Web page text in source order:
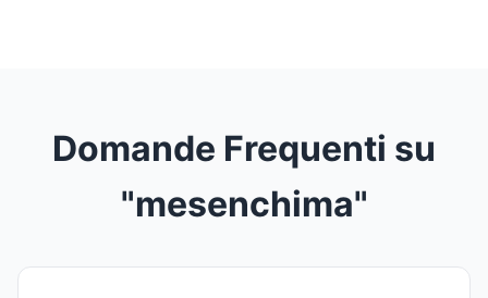
Domande Frequenti su
"mesenchima"